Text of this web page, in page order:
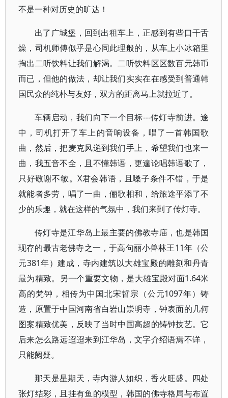
不是一种对历史的旷达！
出了广城堡，回到出租车上，正感到有些口干舌
燥，司机师傅似乎是心同此理般的，从车上小冰箱里
掏出二听饮料让我们解渴。二听饮料区区数百元韩币
而已，但他的做法，却让我们实实在在感受到普通韩
国民众的纯朴与友好，双方的距离马上就拉近了。
车辆启动，我们向下一个目标---传灯寺前进。途
中，司机打开了车上的音响设备，唱了一首韩国歌
曲，然后，把麦克风递到我们手上，希望我们也来一
曲，我五音不全，且不懂韩语，更遑论唱韩语歌了，
只好敬谢不敏。X君会韩语，且嗓子条件不错，于是
就能者多劳，唱了一曲，俪歌相和，给旅途平添了不
少的乐趣，就在这样的气氛中，我们来到了传灯寺。
传灯寺是江华岛上最主要的佛教寺庙，也是韩国
现存的最古老佛寺之一，于高句丽小兽林王11年（公
元381年）建成，寺内建筑以大雄宝殿的雕刻和丹青
最为精致。另一个重要文物，是大雄宝殿对面1.64米
高的梵钟，相传为中国北宋哲宗（公元1097年）铸
造，原置于中国河南省白岩山崇明寺，钟表面的几何
图案精致优美，反映了当时中国高超的铸钟技艺。它
后来怎么路远迢迢来到江华岛，文字介绍语焉不详，
只能阙疑。
那天是星期天，寺内游人如织，香火旺盛。四处
张灯结彩，且挂有鱼的模型，韩国的佛寺格局与布置